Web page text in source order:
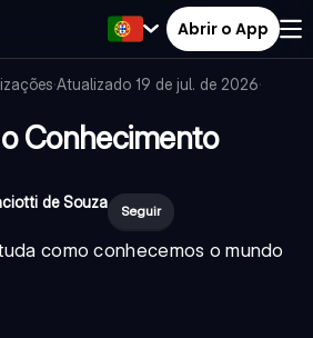
Abrir o App
·Atualizado 19 de jul. de 2026·
Conhecimento
de Souza Seguir
como conhecemos o mundo